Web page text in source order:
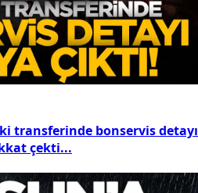
transferinde bonservis detayı
çekti...